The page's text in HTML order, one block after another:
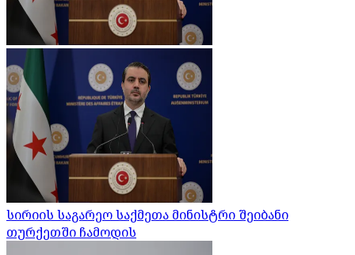
სირიის საგარეო საქმეთა მინისტრი შეიბანი
თურქეთში ჩამოდის